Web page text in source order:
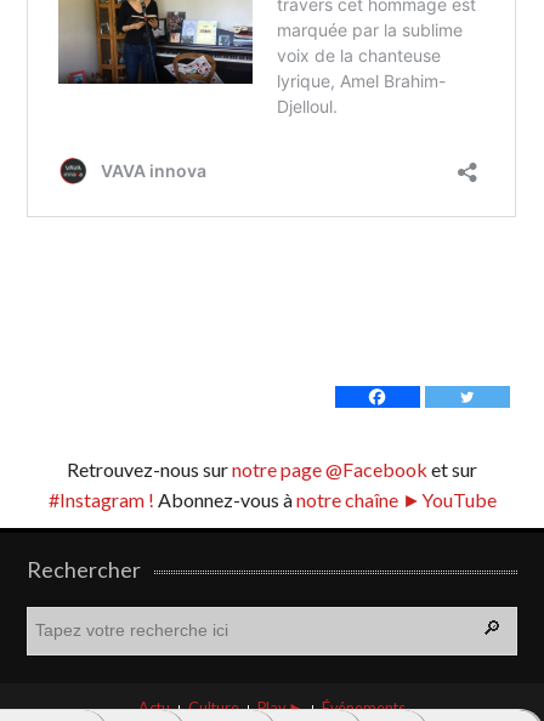
Retrouvez-nous surnotre page @Facebook et sur
#Instagram ! Abonnez-vous ànotre chaîne ►YouTube
Rechercher
e
Actu Culture Play ► Événements